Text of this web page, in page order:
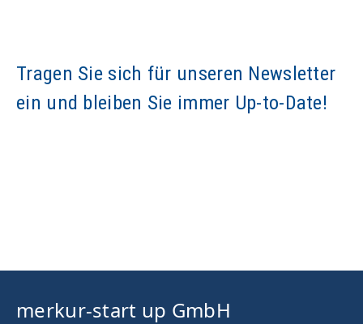
Tragen Sie sich für unseren Newsletter
ein und bleiben Sie immer Up-to-Date!
merkur-start up GmbH